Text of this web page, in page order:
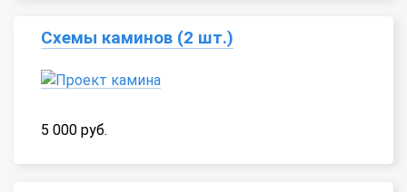
Схемы каминов (2 шт.)
5 000 руб.